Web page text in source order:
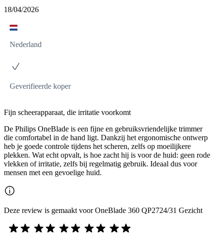
18/04/2026
Nederland
Geverifieerde koper
Fijn scheerapparaat, die irritatie voorkomt
De Philips OneBlade is een fijne en gebruiksvriendelijke trimmer
die comfortabel in de hand ligt. Dankzij het ergonomische ontwerp
heb je goede controle tijdens het scheren, zelfs op moeilijkere
plekken. Wat echt opvalt, is hoe zacht hij is voor de huid: geen rode
vlekken of irritatie, zelfs bij regelmatig gebruik. Ideaal dus voor
mensen met een gevoelige huid.
Deze review is gemaakt voor OneBlade 360 QP2724/31 Gezicht